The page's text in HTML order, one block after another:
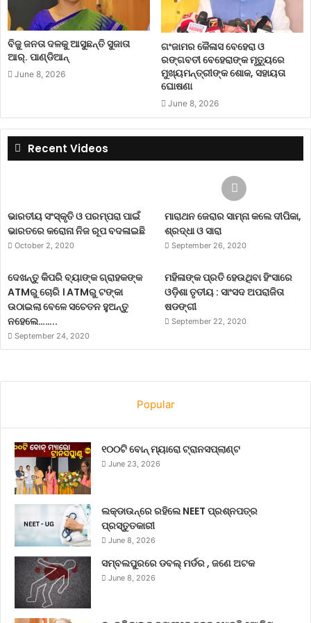
ବିଜୁ ଜନତା ଦଳକୁ ଆସୁଛନ୍ତି ସୁଜାତା
ଆର୍‌. ପାଣ୍ଡିଆନ୍
June 8, 2026
ଗଂଜାମର କୈଳାସ ବେହେରା ଓ
ରଙ୍ଗବତୀ ବେହେରାଙ୍କ ମୃତ୍ୟୁରେ
ମୁଖ୍ୟମନ୍ତ୍ରୀଙ୍କ ଶୋକ, ସହାୟତା
ଘୋଷଣା
June 8, 2026
Recent Videos
ଭାରତୀୟ ସଂସ୍କୃତି ଓ ପରମ୍ପରା ପାଇଁ
ଭାରତରେ କରୋନା ନିଜ ରୂପ ବଦଳାଇଛି
October 2, 2020
ମାରାଥନ ଜେରାର ସାମ୍ନା କଲେ ଦୀପିକା,
ଶ୍ରଦ୍ଧା ଓ ସାରା
September 26, 2020
ଦେଖନ୍ତୁ କିପରି ବ୍ୟାଙ୍କ ଗ୍ରାହକଙ୍କ
ATMରୁ ଚୋରି । ATMରୁ ଟଙ୍କା
ଉଠାଇଲା ବେଳେ ସଚେତନ ହୁଅନ୍ତୁ
ନହେଲେ……..
September 24, 2020
ମହିଳାଙ୍କ ପ୍ରତି ହେଉଥିବା ହିଂସାରେ
ଓଡ଼ିଶା ତୃତୀୟ : ସାଂସଦ ଅପରାଜିତା
ଷଡଙ୍ଗୀ
September 22, 2020
Popular
୧୦୦ଟି ବୋନ୍ ମ୍ୟାରୋ ଟ୍ରାନସପ୍ଲାଣ୍ଟ
June 23, 2026
ଲକ୍‌ଡାଉନ୍‌ରେ ରହିଲେ NEET ପ୍ରଶ୍ନପତ୍ର
ପ୍ରସ୍ତୁତକାରୀ
June 8, 2026
ସମ୍ବଲପୁରରେ ଡବଲ୍ ମର୍ଡର , ଜଣେ ଅଟକ
June 8, 2026